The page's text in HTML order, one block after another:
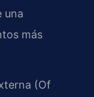
una
más
(Of